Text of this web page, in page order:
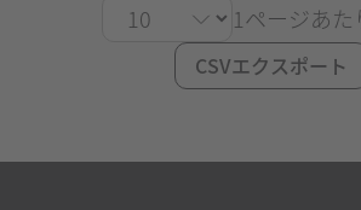
1ページあ
CSVエクスポート